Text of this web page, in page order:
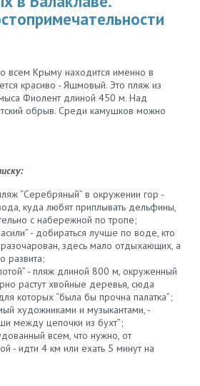
всем Крыму находится именно в
красиво - Яшмовый. Это пляж из
Фиолент длиной 450 м. Над
обрыв. Среди камушков можно
“Серебряный” в окружении гор -
куда любят приплывать дельфины,
с набережной по тропе;
- добираться лучше по воде, кто
здесь мало отдыхающих, а
развита;
- пляж длиной 800 м, окруженный
растут хвойные деревья, сюда
которых “была бы прочна палатка”;
художниками и музыкантами, -
между цепочки из бухт”;
всем, что нужно, от
- идти 4 км или ехать 5 минут на